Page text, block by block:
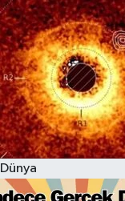
Dünya